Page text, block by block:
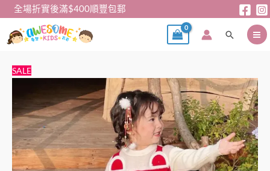
全場折實後滿$400順豐包郵
搜
SALE
價
格：
$188。
價
格：
$159。
新
裙
-
新
年
針